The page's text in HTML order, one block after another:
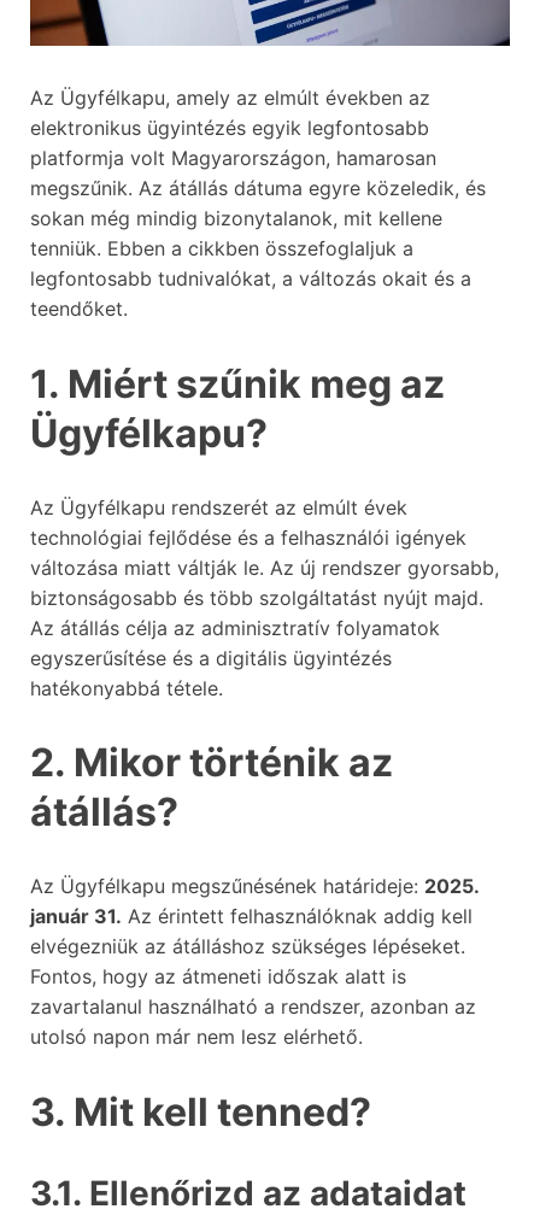
Az Ügyfélkapu, amely az elmúlt években az
elektronikus ügyintézés egyik legfontosabb
platformja volt Magyarországon, hamarosan
megszűnik. Az átállás dátuma egyre közeledik, és
sokan még mindig bizonytalanok, mit kellene
tenniük. Ebben a cikkben összefoglaljuk a
legfontosabb tudnivalókat, a változás okait és a
teendőket.
1. Miért szűnik meg az
Ügyfélkapu?
Az Ügyfélkapu rendszerét az elmúlt évek
technológiai fejlődése és a felhasználói igények
változása miatt váltják le. Az új rendszer gyorsabb,
biztonságosabb és több szolgáltatást nyújt majd.
Az átállás célja az adminisztratív folyamatok
egyszerűsítése és a digitális ügyintézés
hatékonyabbá tétele.
2. Mikor történik az
átállás?
Az Ügyfélkapu megszűnésének határideje: 2025.
január 31. Az érintett felhasználóknak addig kell
elvégezniük az átálláshoz szükséges lépéseket.
Fontos, hogy az átmeneti időszak alatt is
zavartalanul használható a rendszer, azonban az
utolsó napon már nem lesz elérhető.
3. Mit kell tenned?
3.1. Ellenőrizd az adataidat